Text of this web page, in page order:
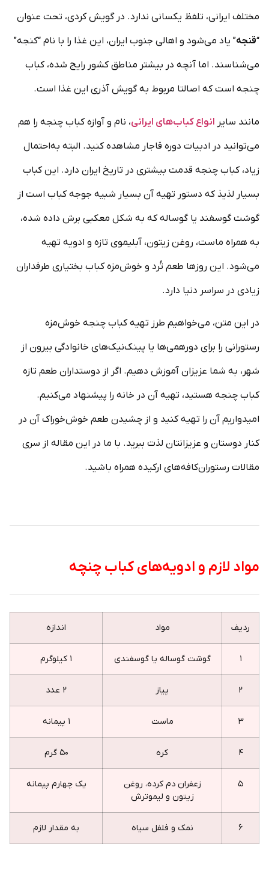
مختلف ایرانی، تلفظ یکسانی ندارد. در گویش کردی، تحت عنوان
“قنجه” یاد می‌شود و اهالی جنوب ایران، این غذا را با نام “کنجه”
می‌شناسند. اما آنچه در بیشتر مناطق کشور رایج شده، کباب
چنجه است که اصالتا مربوط به گویش آذری این غذا است.
مانند سایر انواع کباب‌های ایرانی، نام و آوازه کباب چنجه را هم
می‌توانید در ادبیات دوره قاجار مشاهده کنید. البته به‌احتمال
زیاد، کباب چنجه قدمت بیشتری در تاریخ ایران دارد. این کباب
بسیار لذیذ که دستور تهیه آن بسیار شبیه جوجه کباب است از
گوشت گوسفند یا گوساله که به شکل معکبی برش داده شده،
به همراه ماست، روغن زیتون، آبلیموی تازه و ادویه تهیه
می‌شود. این روزها طعم تُرد و خوش‌مزه کباب بختیاری طرفداران
زیادی در سراسر دنیا دارد.
در این متن، می‌خواهیم طرز تهیه کباب چنجه خوش‌مزه
رستورانی را برای دورهمی‌ها یا پینک‌نیک‌های خانوادگی بیرون از
شهر، به شما عزیزان آموزش دهیم. اگر از دوستداران طعم تازه
کباب چنجه هستید، تهیه آن در خانه را پیشنهاد می‌کنیم.
امیدواریم آن را تهیه کنید و از چشیدن طعم خوش‌خوراک آن در
کنار دوستان و عزیزانتان لذت ببرید. با ما در این مقاله از سری
مقالات رستوران‌کافه‌های ارکیده همراه باشید.
مواد لازم و ادویه‌های کباب چنچه
ردیف مواد اندازه
۱ گوشت گوساله یا گوسفندی ۱ کیلوگرم
۲ پیاز ۲ عدد
۳ ماست ۱ پیمانه
۴ کره ۵۰ گرم
۵
زعفران دم کرده، روغن
زیتون و لیموترش
یک چهارم پیمانه
۶ نمک و فلفل سیاه به مقدار لازم